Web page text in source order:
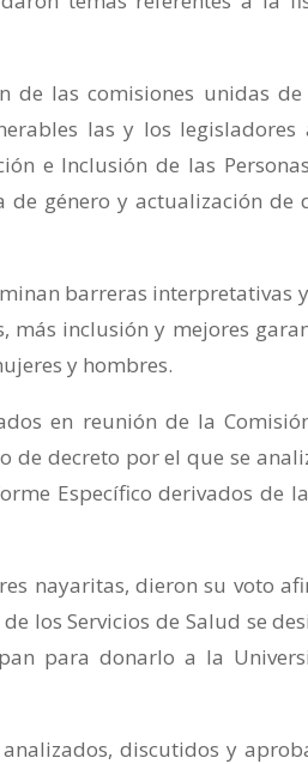
de las comisiones unidas
las y los
e Inclusión de las
género y actualización de
barreras interpretativas
más inclusión y mejores
y hombres.
en reunión de la
decreto por el que se
Específico derivados de
nayaritas, dieron su voto
los Servicios de Salud se
para donarlo a la
discutidos y